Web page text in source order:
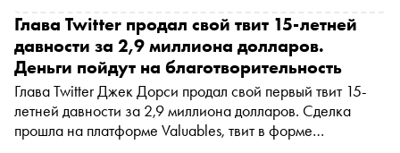
Глава Twitter продал свой твит 15-летней
давности за 2,9 миллиона долларов.
Деньги пойдут на благотворительность
Глава Twitter Джек Дорси продал свой первый твит 15-
летней давности за 2,9 миллиона долларов. Сделка
прошла на платформе Valuables, твит в форме